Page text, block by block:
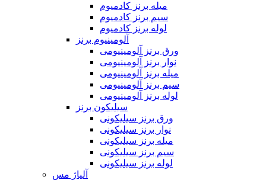
میله برنز کادمیوم
سیم برنز کادمیوم
لوله برنز کادمیوم
آلومینیوم برنز
ورق برنز آلومینیومی
نوار برنز آلومینیومی
میله برنز آلومینیومی
سیم برنز آلومینیومی
لوله برنز آلومینیومی
سیلیکون برنز
ورق برنز سیلیکونی
نوار برنز سیلیکونی
میله برنز سیلیکونی
سیم برنز سیلیکونی
لوله برنز سیلیکونی
آلیاژ مس